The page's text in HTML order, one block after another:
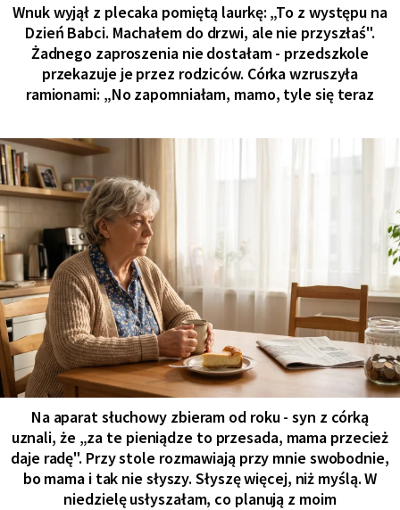
Wnuk wyjął z plecaka pomiętą laurkę: „To z występu na
Dzień Babci. Machałem do drzwi, ale nie przyszłaś".
Żadnego zaproszenia nie dostałam - przedszkole
przekazuje je przez rodziców. Córka wzruszyła
ramionami: „No zapomniałam, mamo, tyle się teraz
Na aparat słuchowy zbieram od roku - syn z córką
uznali, że „za te pieniądze to przesada, mama przecież
daje radę". Przy stole rozmawiają przy mnie swobodnie,
bo mama i tak nie słyszy. Słyszę więcej, niż myślą. W
niedzielę usłyszałam, co planują z moim